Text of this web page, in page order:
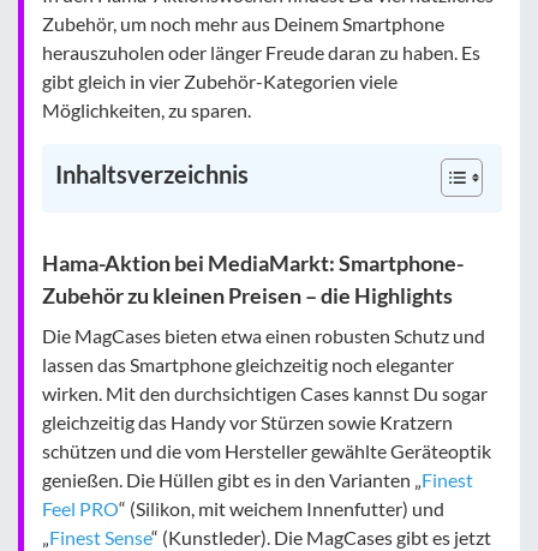
Zubehör, um noch mehr aus Deinem Smartphone
herauszuholen oder länger Freude daran zu haben. Es
gibt gleich in vier Zubehör-Kategorien viele
Möglichkeiten, zu sparen.
Inhaltsverzeichnis
Hama-Aktion bei MediaMarkt: Smartphone-
Zubehör zu kleinen Preisen – die Highlights
Die MagCases bieten etwa einen robusten Schutz und
lassen das Smartphone gleichzeitig noch eleganter
wirken. Mit den durchsichtigen Cases kannst Du sogar
gleichzeitig das Handy vor Stürzen sowie Kratzern
schützen und die vom Hersteller gewählte Geräteoptik
genießen. Die Hüllen gibt es in den Varianten „Finest
Feel PRO“ (Silikon, mit weichem Innenfutter) und
„Finest Sense“ (Kunstleder). Die MagCases gibt es jetzt